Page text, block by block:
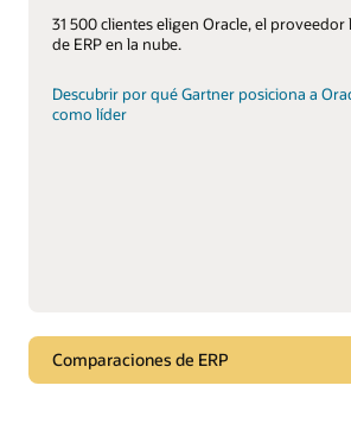
31 500 clientes eligen Oracle, el
de ERP en la nube.
Descubrir por qué Gartner posiciona a
como líder
Comparaciones de ERP